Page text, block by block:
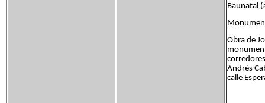
Baunatal
Obra de
Andrés
calle